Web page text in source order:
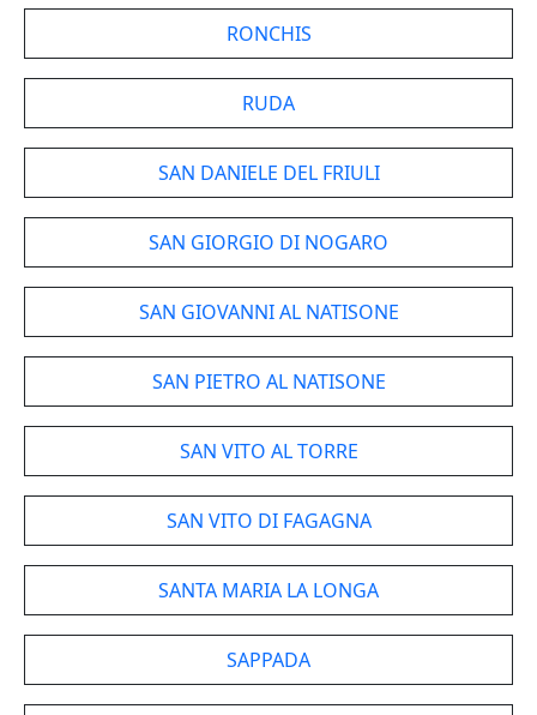
RONCHIS
RUDA
SAN DANIELE DEL FRIULI
SAN GIORGIO DI NOGARO
SAN GIOVANNI AL NATISONE
SAN PIETRO AL NATISONE
SAN VITO AL TORRE
SAN VITO DI FAGAGNA
SANTA MARIA LA LONGA
SAPPADA